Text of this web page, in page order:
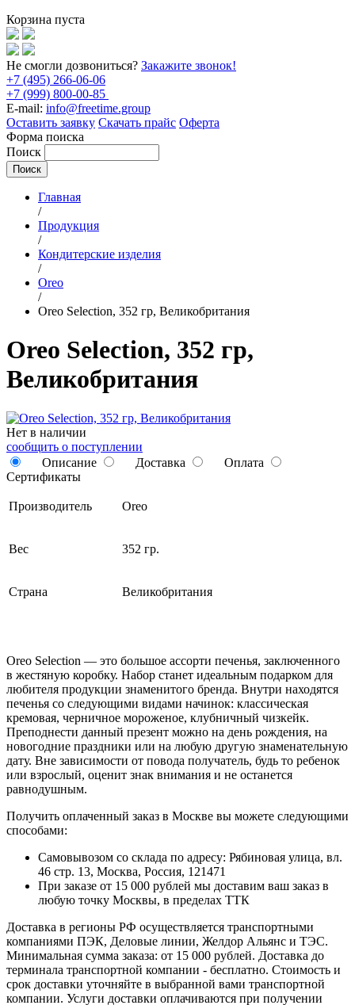
Корзина пуста
Не смогли дозвониться? Закажите звонок!
+7 (495) 266-06-06
+7 (999) 800-00-85
E-mail: info@freetime.group
Оставить заявку Скачать прайс Оферта
Форма поиска
Поиск
Главная
/
Продукция
/
Кондитерские изделия
/
Oreo
/
Oreo Selection, 352 гр, Великобритания
Oreo Selection, 352 гр,
Великобритания
Нет в наличии
сообщить о поступлении
Описание
Доставка
Оплата
Сертификаты
Производитель Oreo
Вес 352 гр.
Страна Великобритания
Oreo Selection — это большое ассорти печенья, заключенного
в жестяную коробку. Набор станет идеальным подарком для
любителя продукции знаменитого бренда. Внутри находятся
печенья со следующими видами начинок: классическая
кремовая, черничное мороженое, клубничный чизкейк.
Преподнести данный презент можно на день рождения, на
новогодние праздники или на любую другую знаменательную
дату. Вне зависимости от повода получатель, будь то ребенок
или взрослый, оценит знак внимания и не останется
равнодушным.
Получить оплаченный заказ в Москве вы можете следующими
способами:
Самовывозом со склада по адресу: Рябиновая улица, вл.
46 стр. 13, Москва, Россия, 121471
При заказе от 15 000 рублей мы доставим ваш заказ в
любую точку Москвы, в пределах ТТК
Доставка в регионы РФ осуществляется транспортными
компаниями ПЭК, Деловые линии, Желдор Альянс и ТЭС.
Минимальная сумма заказа: от 15 000 рублей. Доставка до
терминала транспортной компании - бесплатно. Стоимость и
срок доставки уточняйте в выбранной вами транспортной
компании. Услуги доставки оплачиваются при получении